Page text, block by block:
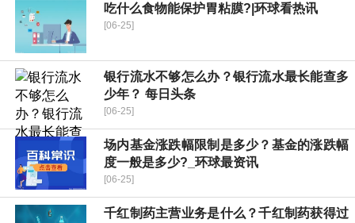
吃什么食物能保护胃粘膜?|环球看热讯
[06-25]
银行流水不够怎么办？银行流水最长能查多
少年？ 每日头条
[06-25]
场内基金涨跌幅限制是多少？基金的涨跌幅
度一般是多少?_环球最资讯
[06-25]
千红制药主营业务是什么？千红制药获得过